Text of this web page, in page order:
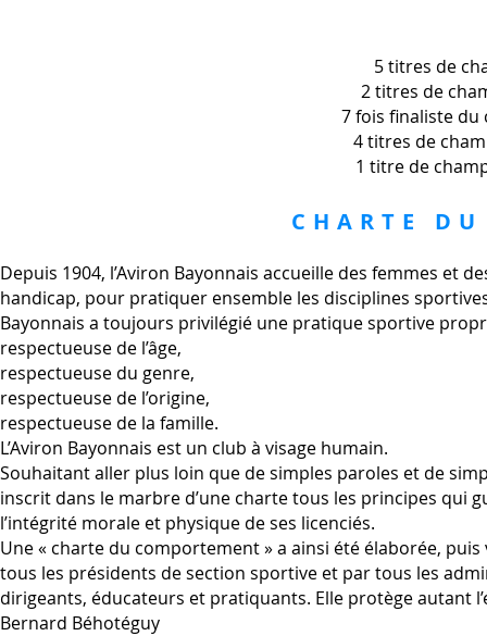
5 titres de
2 titres de
7 fois finaliste du
4 titres de
1 titre de
CHARTE
Depuis 1904, l’Aviron Bayonnais accueille des femmes et
handicap, pour pratiquer ensemble les disciplines
Bayonnais a toujours privilégié une pratique sportive
respectueuse de l’âge,
respectueuse du genre,
respectueuse de l’origine,
respectueuse de la famille.
L’Aviron Bayonnais est un club à visage humain.
Souhaitant aller plus loin que de simples paroles et de
inscrit dans le marbre d’une charte tous les principes
l’intégrité morale et physique de ses licenciés.
Une « charte du comportement » a ainsi été élaborée,
tous les présidents de section sportive et par tous les
dirigeants, éducateurs et pratiquants. Elle protège autant
Bernard Béhotéguy